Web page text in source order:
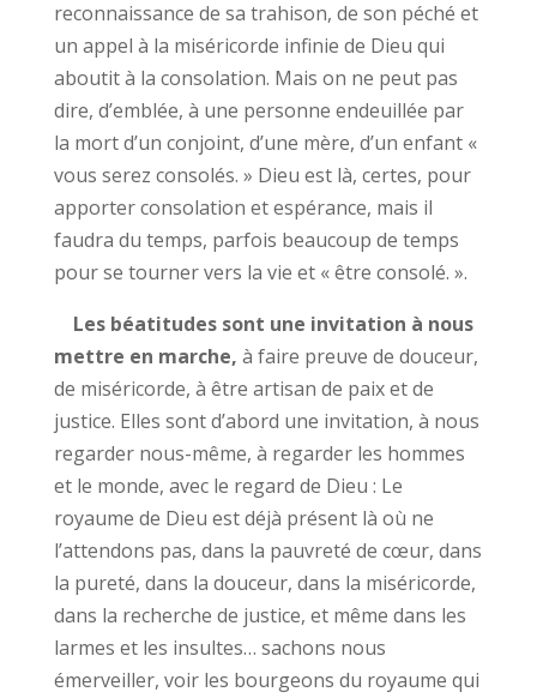
reconnaissance de sa trahison, de son péché et
un appel à la miséricorde infinie de Dieu qui
aboutit à la consolation. Mais on ne peut pas
dire, d’emblée, à une personne endeuillée par
la mort d’un conjoint, d’une mère, d’un enfant «
vous serez consolés. » Dieu est là, certes, pour
apporter consolation et espérance, mais il
faudra du temps, parfois beaucoup de temps
pour se tourner vers la vie et « être consolé. ».
Les béatitudes sont une invitation à nous
mettre en marche, à faire preuve de douceur,
de miséricorde, à être artisan de paix et de
justice. Elles sont d’abord une invitation, à nous
regarder nous-même, à regarder les hommes
et le monde, avec le regard de Dieu : Le
royaume de Dieu est déjà présent là où ne
l’attendons pas, dans la pauvreté de cœur, dans
la pureté, dans la douceur, dans la miséricorde,
dans la recherche de justice, et même dans les
larmes et les insultes… sachons nous
émerveiller, voir les bourgeons du royaume qui